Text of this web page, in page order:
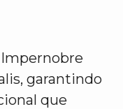
garantindo
que